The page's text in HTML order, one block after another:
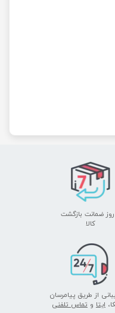
از طریق پیامرسان
ایتا وتماس تلفنی
​​​​​​​کالا